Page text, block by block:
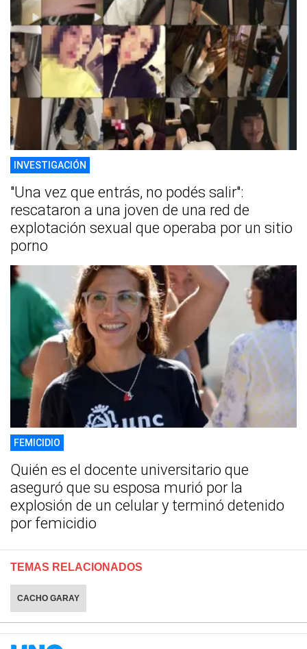
INVESTIGACIÓN
"Una vez que entrás, no podés salir":
rescataron a una joven de una red de
explotación sexual que operaba por un sitio
porno
FEMICIDIO
Quién es el docente universitario que
aseguró que su esposa murió por la
explosión de un celular y terminó detenido
por femicidio
TEMAS RELACIONADOS
CACHO GARAY